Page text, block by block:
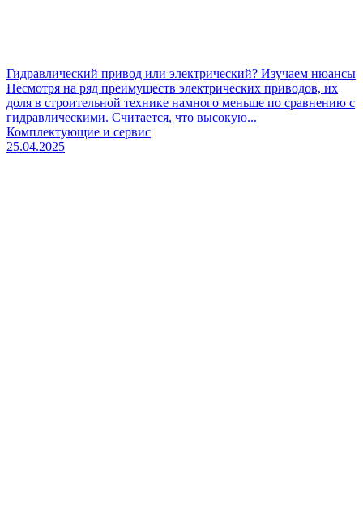
Гидравлический привод или электрический? Изучаем нюансы
Несмотря на ряд преимуществ электрических приводов, их
доля в строительной технике намного меньше по сравнению с
гидравлическими. Считается, что высокую...
Комплектующие и сервис
25.04.2025